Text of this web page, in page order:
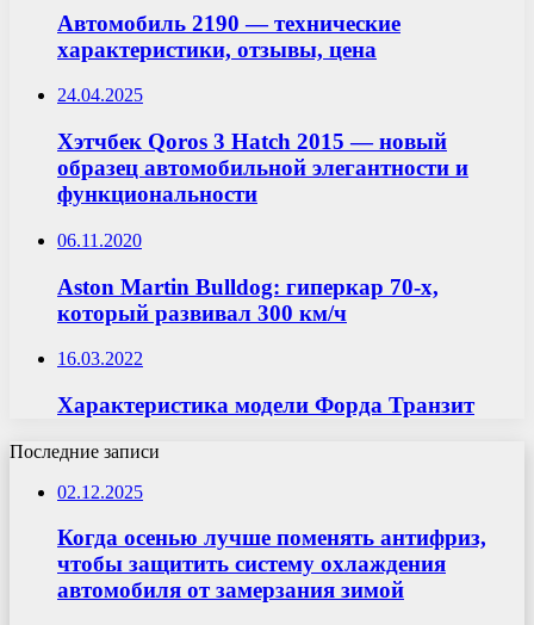
Автомобиль 2190 — технические
характеристики, отзывы, цена
24.04.2025
Хэтчбек Qoros 3 Hatch 2015 — новый
образец автомобильной элегантности и
функциональности
06.11.2020
Aston Martin Bulldog: гиперкар 70-х,
который развивал 300 км/ч
16.03.2022
Характеристика модели Форда Транзит
Последние записи
02.12.2025
Когда осенью лучше поменять антифриз,
чтобы защитить систему охлаждения
автомобиля от замерзания зимой